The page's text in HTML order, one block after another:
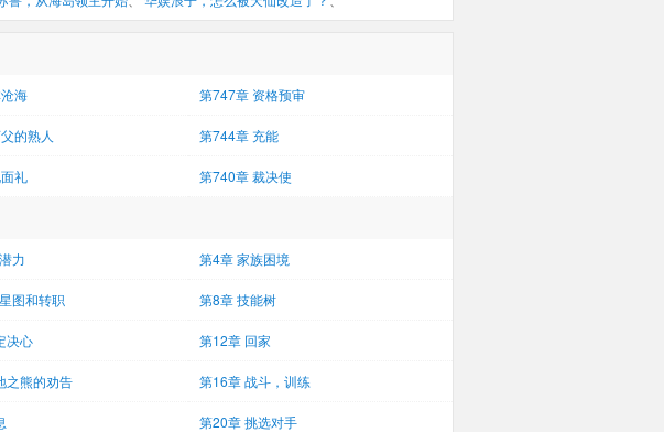
海 第747章 资格预审
的熟人 第744章 充能
礼 第740章 裁决使
力 第4章 家族困境
图和转职 第8章 技能树
决心 第12章 回家
之熊的劝告 第16章 战斗，训练
第20章 挑选对手